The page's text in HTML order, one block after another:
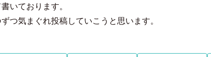
いております。
つ気まぐれ投稿していこうと思います。